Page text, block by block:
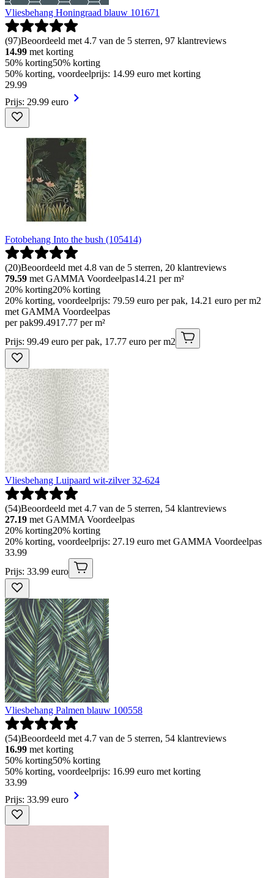
Vliesbehang Honingraad blauw 101671
(97)Beoordeeld met 4.7 van de 5 sterren, 97 klantreviews
14.99 met korting
50% korting50% korting
50% korting, voordeelprijs: 14.99 euro met korting
29.99
Prijs: 29.99 euro
Fotobehang Into the bush (105414)
(20)Beoordeeld met 4.8 van de 5 sterren, 20 klantreviews
79.59 met GAMMA Voordeelpas14.21 per m²
20% korting20% korting
20% korting, voordeelprijs: 79.59 euro per pak, 14.21 euro per m2
met GAMMA Voordeelpas
per pak99.4917.77 per m²
Prijs: 99.49 euro per pak, 17.77 euro per m2
Vliesbehang Luipaard wit-zilver 32-624
(54)Beoordeeld met 4.7 van de 5 sterren, 54 klantreviews
27.19 met GAMMA Voordeelpas
20% korting20% korting
20% korting, voordeelprijs: 27.19 euro met GAMMA Voordeelpas
33.99
Prijs: 33.99 euro
Vliesbehang Palmen blauw 100558
(54)Beoordeeld met 4.7 van de 5 sterren, 54 klantreviews
16.99 met korting
50% korting50% korting
50% korting, voordeelprijs: 16.99 euro met korting
33.99
Prijs: 33.99 euro